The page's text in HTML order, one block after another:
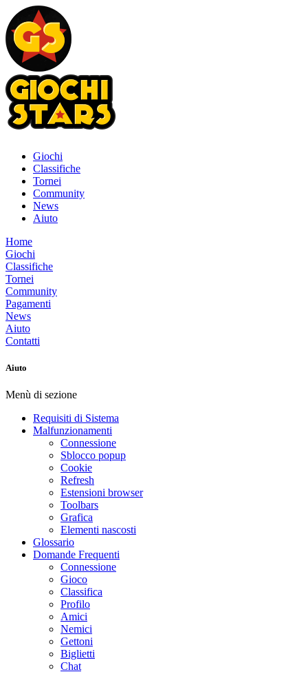
Giochi
Classifiche
Tornei
Community
News
Aiuto
Home
Giochi
Classifiche
Tornei
Community
Pagamenti
News
Aiuto
Contatti
Aiuto
Menù di sezione
Requisiti di Sistema
Malfunzionamenti
Connessione
Sblocco popup
Cookie
Refresh
Estensioni browser
Toolbars
Grafica
Elementi nascosti
Glossario
Domande Frequenti
Connessione
Gioco
Classifica
Profilo
Amici
Nemici
Gettoni
Biglietti
Chat